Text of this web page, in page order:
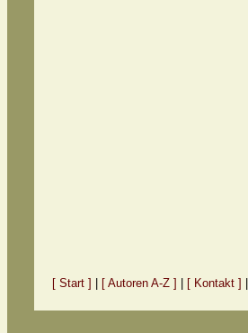
[ Start ] [ Autoren A-Z ] [ Kontakt ]